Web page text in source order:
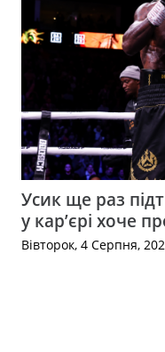
Усик ще раз
у кар’єрі хоче
Вівторок, 4 Серпня,